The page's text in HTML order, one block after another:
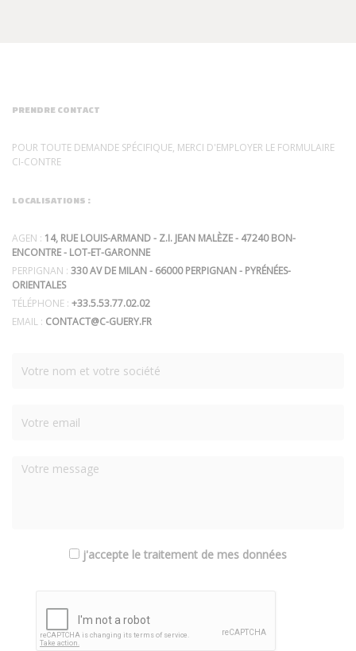
PRENDRE CONTACT
POUR TOUTE DEMANDE SPÉCIFIQUE, MERCI D'EMPLOYER LE FORMULAIRE
CI-CONTRE
LOCALISATIONS :
AGEN : 14, RUE LOUIS-ARMAND - Z.I. JEAN MALÈZE - 47240 BON-
ENCONTRE - LOT-ET-GARONNE
PERPIGNAN : 330 AV DE MILAN - 66000 PERPIGNAN - PYRÉNÉES-
ORIENTALES
TÉLÉPHONE : +33.5.53.77.02.02
EMAIL : CONTACT@C-GUERY.FR
j'accepte le traitement de mes données